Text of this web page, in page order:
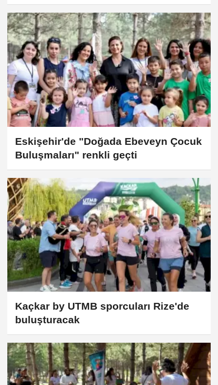
Eskişehir'de "Doğada Ebeveyn Çocuk
Buluşmaları" renkli geçti
Kaçkar by UTMB sporcuları Rize'de
buluşturacak